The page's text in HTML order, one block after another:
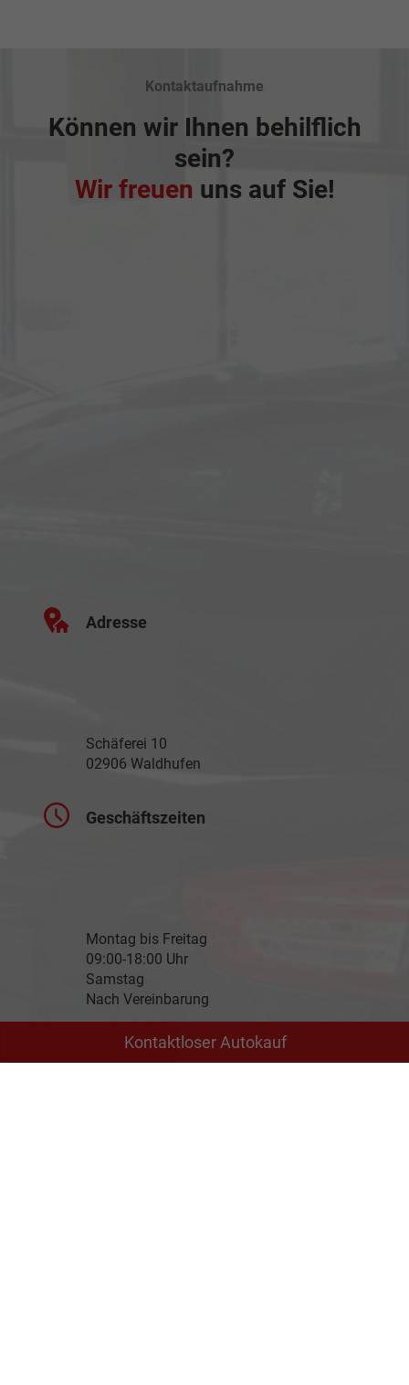
Kontaktloser Autokauf
Kontaktaufnahme
Können wir Ihnen behilflich
sein?
Wir freuen uns auf Sie!
Adresse
Schäferei 10
02906 Waldhufen
Geschäftszeiten
Montag bis Freitag
09:00-18:00 Uhr
Samstag
Nach Vereinbarung
Rufen Sie an